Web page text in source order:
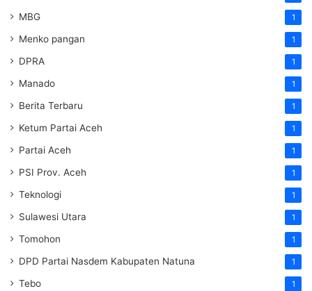
MBG 1
Menko pangan 1
DPRA 1
Manado 1
Berita Terbaru 1
Ketum Partai Aceh 1
Partai Aceh 1
PSI Prov. Aceh 1
Teknologi 1
Sulawesi Utara 1
Tomohon 1
DPD Partai Nasdem Kabupaten Natuna 1
Tebo 1